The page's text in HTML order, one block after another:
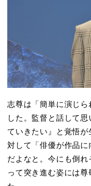
志尊は「簡単に演じら
した。監督と話して
ていきたい』と覚悟
対して「俳優が作品に
だよなと。今にも倒
って突き進む姿には